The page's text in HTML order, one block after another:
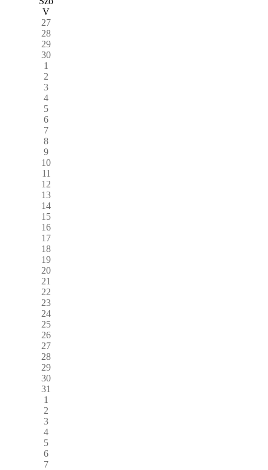
V
27
28
29
30
1
2
3
4
5
6
7
8
9
10
11
12
13
14
15
16
17
18
19
20
21
22
23
24
25
26
27
28
29
30
31
1
2
3
4
5
6
7